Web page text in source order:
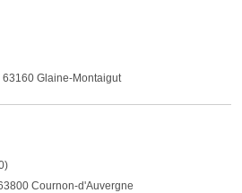
Glaine-Montaigut
Cournon-d'Auvergne